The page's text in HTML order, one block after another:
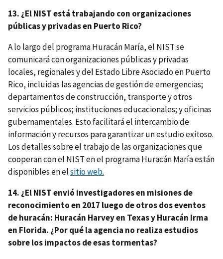
13. ¿El NIST está trabajando con organizaciones
públicas y privadas en Puerto Rico?
A lo largo del programa Huracán María, el NIST se
comunicará con organizaciones públicas y privadas
locales, regionales y del Estado Libre Asociado en Puerto
Rico, incluidas las agencias de gestión de emergencias;
departamentos de construcción, transporte y otros
servicios públicos; instituciones educacionales; y oficinas
gubernamentales. Esto facilitará el intercambio de
información y recursos para garantizar un estudio exitoso.
Los detalles sobre el trabajo de las organizaciones que
cooperan con el NIST en el programa Huracán María están
disponibles en elsitio web.
14. ¿El NIST envió investigadores en misiones de
reconocimiento en 2017 luego de otros dos eventos
de huracán: Huracán Harvey en Texas y Huracán Irma
en Florida. ¿Por qué la agencia no realiza estudios
sobre los impactos de esas tormentas?